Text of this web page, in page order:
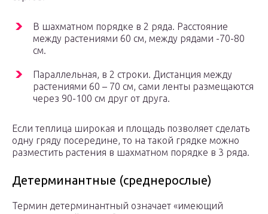
В шахматном порядке в 2 ряда. Расстояние
между растениями 60 см, между рядами -70-80
см.
Параллельная, в 2 строки. Дистанция между
растениями 60 – 70 см, сами ленты размещаются
через 90-100 см друг от друга.
Если теплица широкая и площадь позволяет сделать
одну гряду посередине, то на такой грядке можно
разместить растения в шахматном порядке в 3 ряда.
Детерминантные (среднерослые)
Термин детерминантный означает «имеющий